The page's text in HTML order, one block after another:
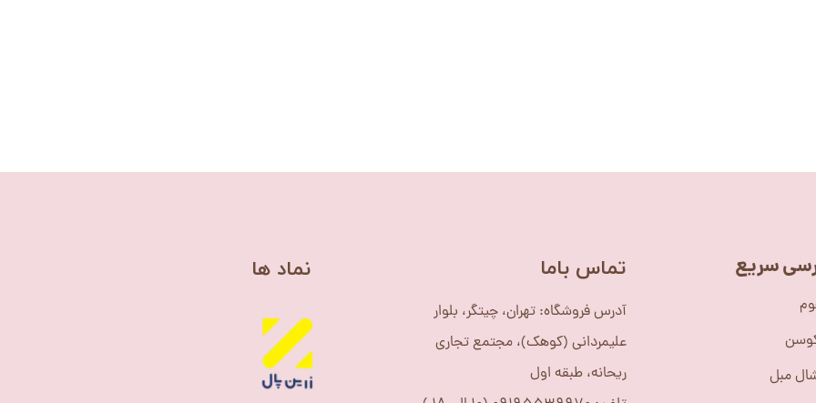
مبل
سریع ​تماس باما
آدرس فروشگاه: تهران، چیتگر، بلوار
علیمردانی (کوهک)، مجتمع تجاری
ریحانه، طبقه اول
​نماد ها